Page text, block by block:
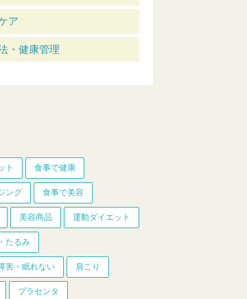
ア
・健康管理
ト 食事で健康
ング 食事で美容
美容商品 運動ダイエット
たるみ
害・眠れない 肩こり
プラセンタ